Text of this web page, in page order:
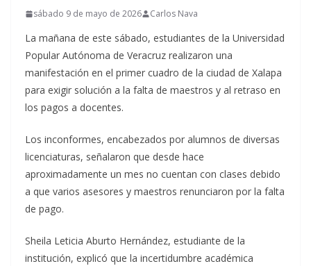
sábado 9 de mayo de 2026 Carlos Nava
La mañana de este sábado, estudiantes de la Universidad
Popular Autónoma de Veracruz realizaron una
manifestación en el primer cuadro de la ciudad de Xalapa
para exigir solución a la falta de maestros y al retraso en
los pagos a docentes.
Los inconformes, encabezados por alumnos de diversas
licenciaturas, señalaron que desde hace
aproximadamente un mes no cuentan con clases debido
a que varios asesores y maestros renunciaron por la falta
de pago.
Sheila Leticia Aburto Hernández, estudiante de la
institución, explicó que la incertidumbre académica